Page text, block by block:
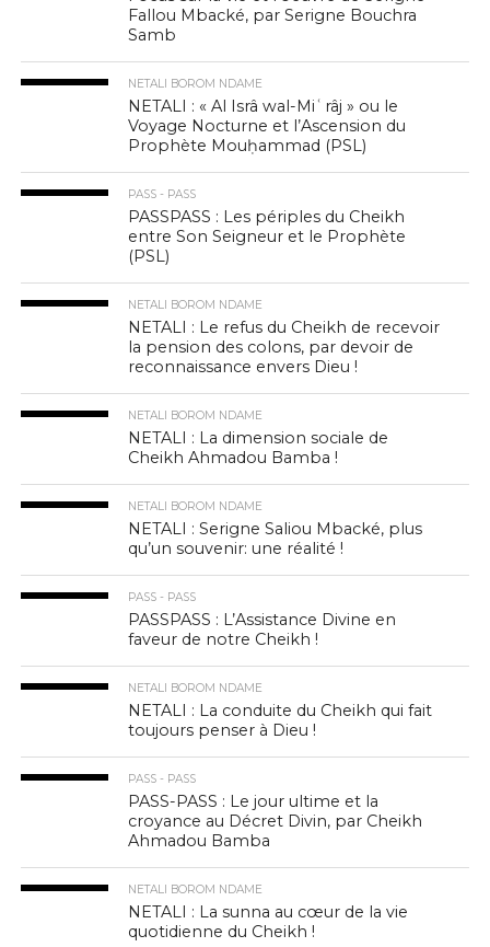
Fallou Mbacké, par Serigne Bouchra
Samb
NETALI BOROM NDAME
NETALI : « Al Isrâ wal-Miʿrâj » ou le
Voyage Nocturne et l’Ascension du
Prophète Mouḥammad (PSL)
PASS - PASS
PASSPASS : Les périples du Cheikh
entre Son Seigneur et le Prophète
(PSL)
NETALI BOROM NDAME
NETALI : Le refus du Cheikh de recevoir
la pension des colons, par devoir de
reconnaissance envers Dieu !
NETALI BOROM NDAME
NETALI : La dimension sociale de
Cheikh Ahmadou Bamba !
NETALI BOROM NDAME
NETALI : Serigne Saliou Mbacké, plus
qu’un souvenir: une réalité !
PASS - PASS
PASSPASS : L’Assistance Divine en
faveur de notre Cheikh !
NETALI BOROM NDAME
NETALI : La conduite du Cheikh qui fait
toujours penser à Dieu !
PASS - PASS
PASS-PASS : Le jour ultime et la
croyance au Décret Divin, par Cheikh
Ahmadou Bamba
NETALI BOROM NDAME
NETALI : La sunna au cœur de la vie
quotidienne du Cheikh !